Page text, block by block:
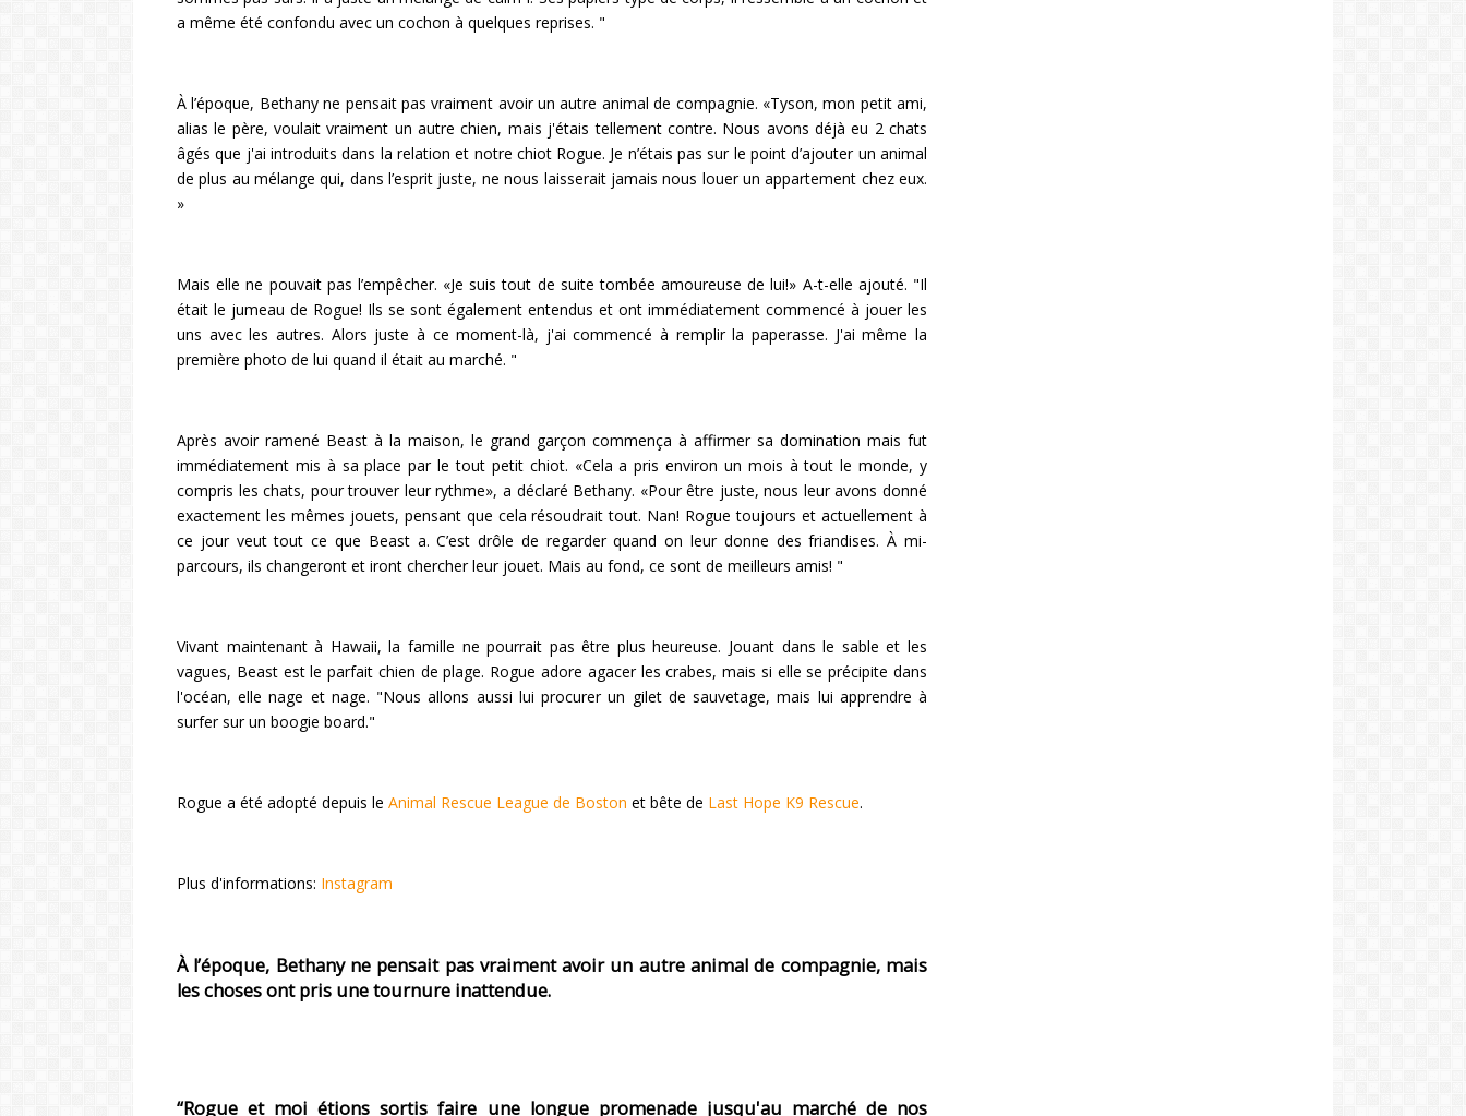
a même été confondu avec un cochon à quelques reprises. "
À l’époque, Bethany ne pensait pas vraiment avoir un autre animal de compagnie. «Tyson, mon petit ami,
alias le père, voulait vraiment un autre chien, mais j'étais tellement contre. Nous avons déjà eu 2 chats
âgés que j'ai introduits dans la relation et notre chiot Rogue. Je n’étais pas sur le point d’ajouter un animal
de plus au mélange qui, dans l’esprit juste, ne nous laisserait jamais nous louer un appartement chez eux.
»
Mais elle ne pouvait pas l’empêcher. «Je suis tout de suite tombée amoureuse de lui!» A-t-elle ajouté. "Il
était le jumeau de Rogue! Ils se sont également entendus et ont immédiatement commencé à jouer les
uns avec les autres. Alors juste à ce moment-là, j'ai commencé à remplir la paperasse. J'ai même la
première photo de lui quand il était au marché. "
Après avoir ramené Beast à la maison, le grand garçon commença à affirmer sa domination mais fut
immédiatement mis à sa place par le tout petit chiot. «Cela a pris environ un mois à tout le monde, y
compris les chats, pour trouver leur rythme», a déclaré Bethany. «Pour être juste, nous leur avons donné
exactement les mêmes jouets, pensant que cela résoudrait tout. Nan! Rogue toujours et actuellement à
ce jour veut tout ce que Beast a. C’est drôle de regarder quand on leur donne des friandises. À mi-
parcours, ils changeront et iront chercher leur jouet. Mais au fond, ce sont de meilleurs amis! "
Vivant maintenant à Hawaii, la famille ne pourrait pas être plus heureuse. Jouant dans le sable et les
vagues, Beast est le parfait chien de plage. Rogue adore agacer les crabes, mais si elle se précipite dans
l'océan, elle nage et nage. "Nous allons aussi lui procurer un gilet de sauvetage, mais lui apprendre à
surfer sur un boogie board."
Rogue a été adopté depuis le Animal Rescue League de Boston et bête de Last Hope K9 Rescue.
Plus d'informations: Instagram
À l’époque, Bethany ne pensait pas vraiment avoir un autre animal de compagnie, mais
les choses ont pris une tournure inattendue.
“Rogue et moi étions sortis faire une longue promenade jusqu'au marché de nos